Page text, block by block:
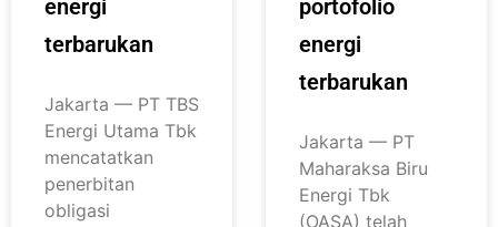
energi
terbarukan
Jakarta — PT TBS
Energi Utama Tbk
mencatatkan
penerbitan
obligasi
portofolio
energi
terbarukan
Jakarta — PT
Maharaksa Biru
Energi Tbk
(OASA) telah